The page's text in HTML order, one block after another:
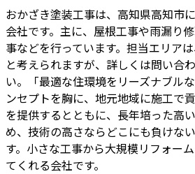
おかざき塗装工事は、高知県高知市
会社です。主に、屋根工事や雨漏り
事などを行っています。担当エリア
と考えられますが、詳しくは問い合
い。「最適な住環境をリーズナブル
ンセプトを胸に、地元地域に施工で
を提供するとともに、長年培った高
め、技術の高さならどこにも負けな
す。小さな工事から大規模リフォー
てくれる会社です。